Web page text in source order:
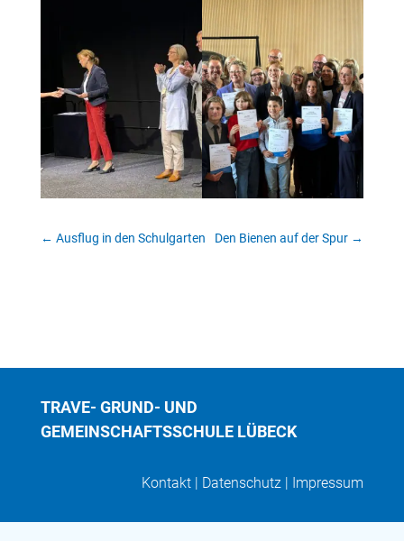
← Ausflug in den Schulgarten Den Bienen auf der Spur →
TRAVE- GRUND- UND
GEMEINSCHAFTSSCHULE LÜBECK
Kontakt | Datenschutz | Impressum